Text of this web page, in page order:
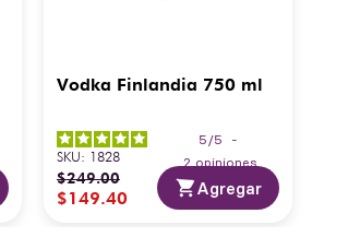
Vodka Finlandia 750 ml
5 /5
-
2 opiniones
SKU: 1828
$249.00
$149.40 Agregar